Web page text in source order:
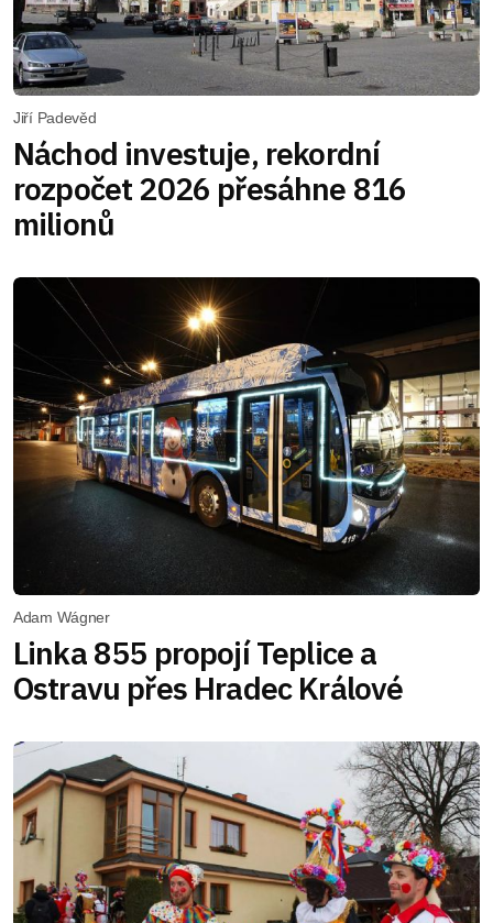
Jiří Padevěd
Náchod investuje, rekordní
rozpočet 2026 přesáhne 816
milionů
Adam Wágner
Linka 855 propojí Teplice a
Ostravu přes Hradec Králové